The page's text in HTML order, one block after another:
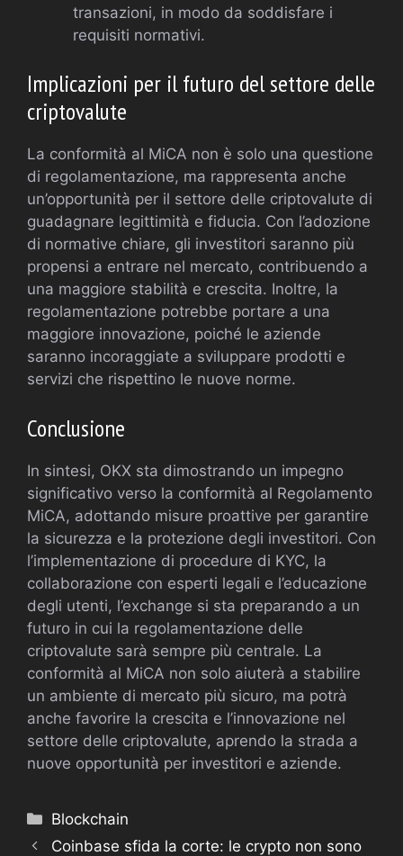
transazioni, in modo da soddisfare i
requisiti normativi.
Implicazioni per il futuro del settore delle
criptovalute
La conformità al MiCA non è solo una questione
di regolamentazione, ma rappresenta anche
un’opportunità per il settore delle criptovalute di
guadagnare legittimità e fiducia. Con l’adozione
di normative chiare, gli investitori saranno più
propensi a entrare nel mercato, contribuendo a
una maggiore stabilità e crescita. Inoltre, la
regolamentazione potrebbe portare a una
maggiore innovazione, poiché le aziende
saranno incoraggiate a sviluppare prodotti e
servizi che rispettino le nuove norme.
Conclusione
In sintesi, OKX sta dimostrando un impegno
significativo verso la conformità al Regolamento
MiCA, adottando misure proattive per garantire
la sicurezza e la protezione degli investitori. Con
l’implementazione di procedure di KYC, la
collaborazione con esperti legali e l’educazione
degli utenti, l’exchange si sta preparando a un
futuro in cui la regolamentazione delle
criptovalute sarà sempre più centrale. La
conformità al MiCA non solo aiuterà a stabilire
un ambiente di mercato più sicuro, ma potrà
anche favorire la crescita e l’innovazione nel
settore delle criptovalute, aprendo la strada a
nuove opportunità per investitori e aziende.
Categorie
Blockchain
Coinbase sfida la corte: le crypto non sono